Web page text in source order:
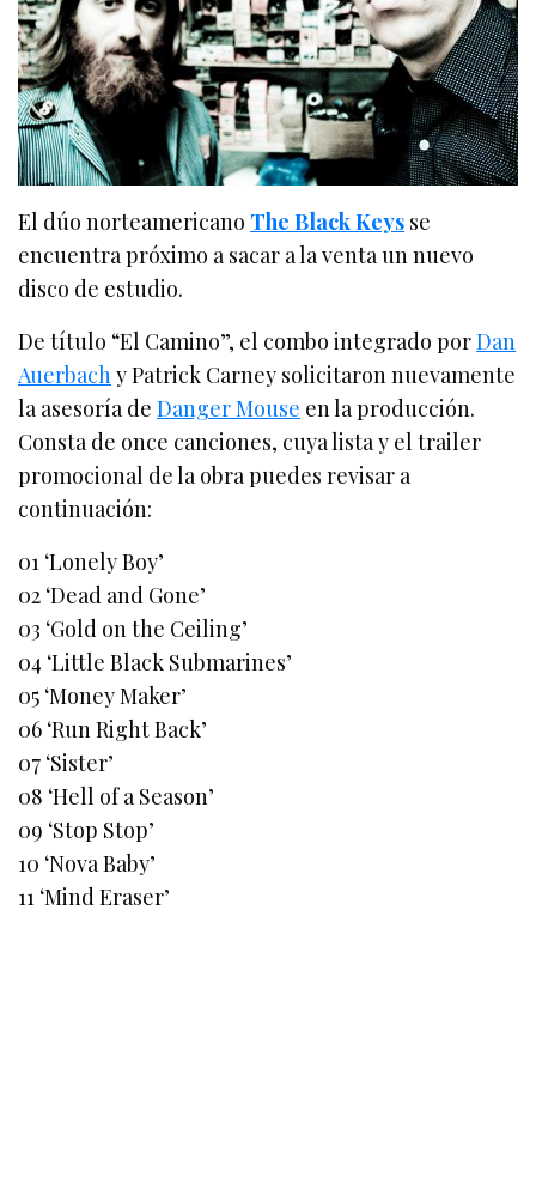
El dúo norteamericano The Black Keys se
encuentra próximo a sacar a la venta un nuevo
disco de estudio.
De título “El Camino”, el combo integrado porDan
Auerbachy Patrick Carney solicitaron nuevamente
la asesoría deDanger Mouse en la producción.
Consta de once canciones, cuya lista y el trailer
promocional de la obra puedes revisar a
continuación:
01 ‘Lonely Boy’
02 ‘Dead and Gone’
03 ‘Gold on the Ceiling’
04 ‘Little Black Submarines’
05 ‘Money Maker’
06 ‘Run Right Back’
07 ‘Sister’
08 ‘Hell of a Season’
09 ‘Stop Stop’
10 ‘Nova Baby’
11 ‘Mind Eraser’